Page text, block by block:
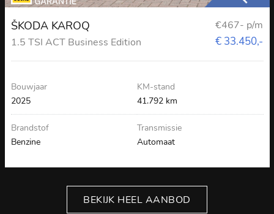
ŠKODA KAROQ
1.5 TSI ACT Business Edition
€467- p/m
€ 33.450,-
Bouwjaar
2025
KM-stand
41.792 km
Brandstof
Benzine
Transmissie
Automaat
BEKIJK HEEL AANBOD